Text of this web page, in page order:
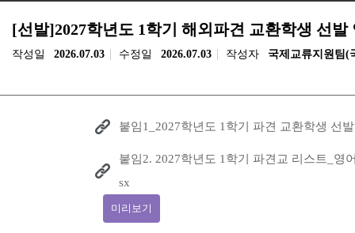
[선발]2027학년도 1학기 해외파견 교환학생 선발
작성일 2026.07.03 수정일 2026.07.03 작성자 국제교류지원팀(
붙임1_2027학년도 1학기 파견 교환학생 선
붙임2. 2027학년도 1학기 파견교 리스트_영
sx
미리보기